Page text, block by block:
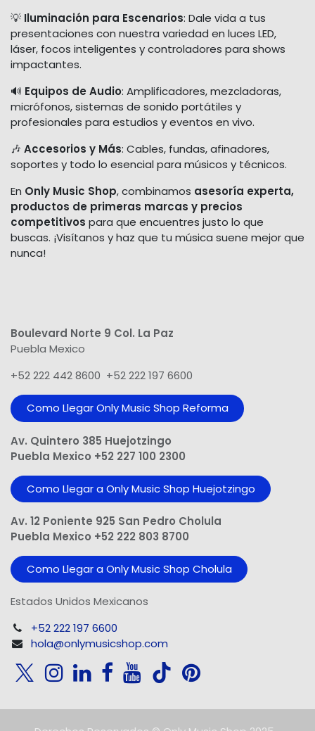
💡 Iluminación para Escenarios: Dale vida a tus
presentaciones con nuestra variedad en luces LED,
láser, focos inteligentes y controladores para shows
impactantes.
🔊 Equipos de Audio: Amplificadores, mezcladoras,
micrófonos, sistemas de sonido portátiles y
profesionales para estudios y eventos en vivo.
🎶 Accesorios y Más: Cables, fundas, afinadores,
soportes y todo lo esencial para músicos y técnicos.
En Only Music Shop, combinamos asesoría experta,
productos de primeras marcas y precios
competitivos para que encuentres justo lo que
buscas. ¡Visítanos y haz que tu música suene mejor que
nunca!
Boulevard Norte 9 Col. La Paz
Puebla Mexico
+52 222 442 8600 +52 222 197 6600
Como Llegar Only Music Shop​ Reforma
Av. Quintero 385 Huejotzingo
Puebla Mexico +52 227 100 2300
Como Llegar a Only Music Shop Huejotzingo
Av. 12 Poniente 925 San Pedro Cholula
Puebla Mexico +52 222 803 8700
Como Llegar a Only Music Shop Cholula
Estados Unidos Mexicanos
+52 222 197 6600
hola@onlymusicshop.com